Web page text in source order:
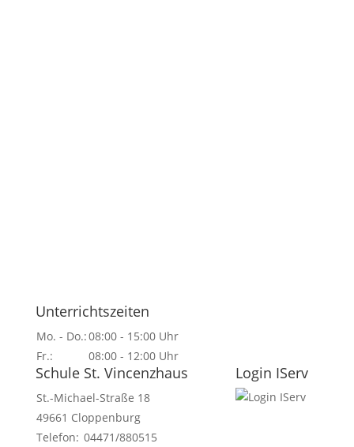
Unterrichtszeiten
Mo. - Do.:08:00 - 15:00 Uhr
Fr.:
08:00 - 12:00 Uhr
Schule St. Vincenzhaus
St.-Michael-Straße 18
49661 Cloppenburg
Telefon: 04471/880515
Login IServ